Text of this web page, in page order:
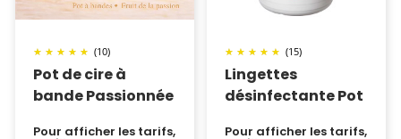
Pot de cire à
bande Passionnée
(10)
Pour afficher les tarifs,
Lingettes
désinfectante Pot
(15)
Pour afficher les tarifs,